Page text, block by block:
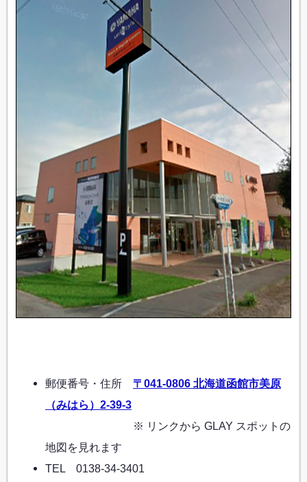
郵便番号・住所 〒041-0806 北海道函館市美原
（みはら）2-39-3
※ リンクから GLAY スポットの
地図を見れます
TEL 0138-34-3401